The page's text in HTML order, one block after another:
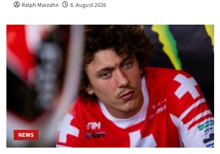
Ralph Marzahn 6. August 2026
NEWS